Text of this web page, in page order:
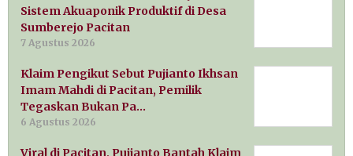
Sistem Akuaponik Produktif di Desa
Sumberejo Pacitan
7 Agustus 2026
Klaim Pengikut Sebut Pujianto Ikhsan
Imam Mahdi di Pacitan, Pemilik
Tegaskan Bukan Pa…
6 Agustus 2026